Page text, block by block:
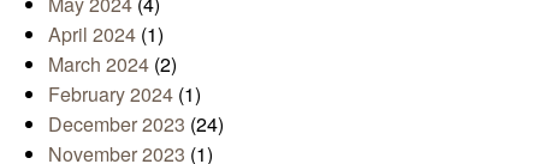
April 2024 (1)
March 2024 (2)
February 2024 (1)
December 2023 (24)
November 2023 (1)